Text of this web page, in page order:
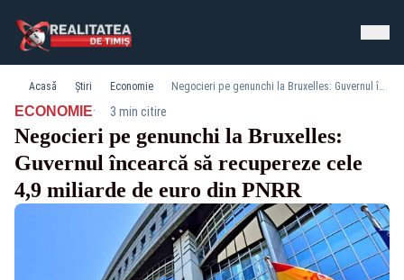
Acasă Știri Economie Negocieri pe genunchi la Bruxelles: Guvernul încearcă să recupereze cele 4,9 miliarde de euro din PNRR
ECONOMIE· 3 min citire
Negocieri pe genunchi la Bruxelles:
Guvernul încearcă să recupereze cele
4,9 miliarde de euro din PNRR